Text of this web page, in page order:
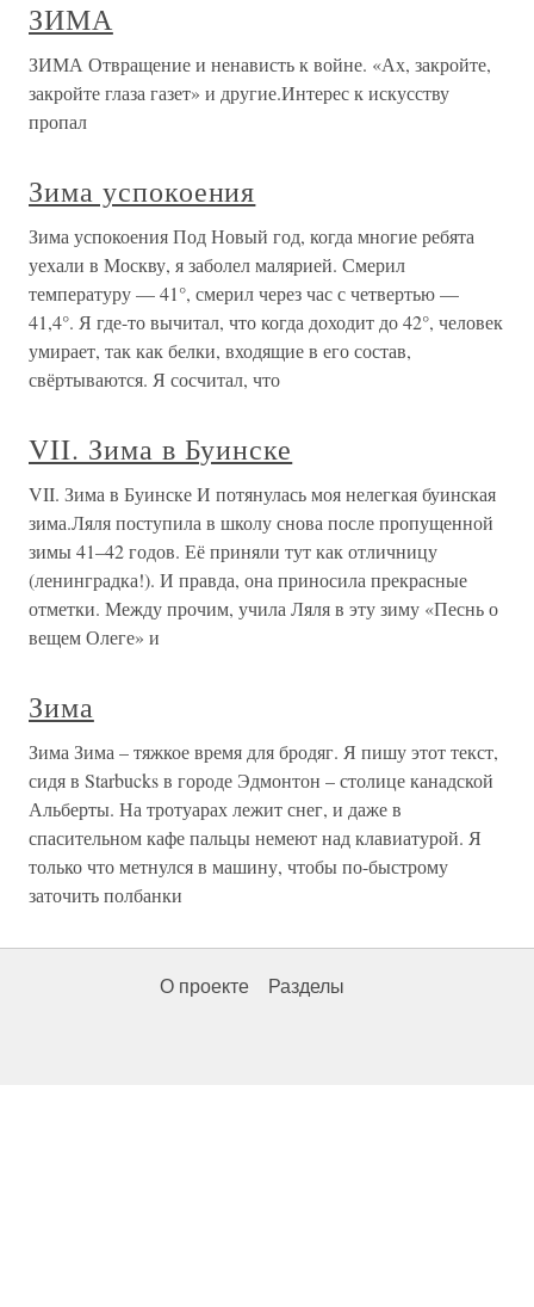
ЗИМА
ЗИМА Отвращение и ненависть к войне. «Ах, закройте,
закройте глаза газет» и другие.Интерес к искусству
пропал
Зима успокоения
Зима успокоения Под Новый год, когда многие ребята
уехали в Москву, я заболел малярией. Смерил
температуру — 41°, смерил через час с четвертью —
41,4°. Я где-то вычитал, что когда доходит до 42°, человек
умирает, так как белки, входящие в его состав,
свёртываются. Я сосчитал, что
VII. Зима в Буинске
VII. Зима в Буинске И потянулась моя нелегкая буинская
зима.Ляля поступила в школу снова после пропущенной
зимы 41–42 годов. Её приняли тут как отличницу
(ленинградка!). И правда, она приносила прекрасные
отметки. Между прочим, учила Ляля в эту зиму «Песнь о
вещем Олеге» и
Зима
Зима Зима – тяжкое время для бродяг. Я пишу этот текст,
сидя в Starbucks в городе Эдмонтон – столице канадской
Альберты. На тротуарах лежит снег, и даже в
спасительном кафе пальцы немеют над клавиатурой. Я
только что метнулся в машину, чтобы по-быстрому
заточить полбанки
О проекте Разделы